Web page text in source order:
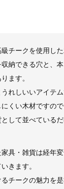
チークを使用した
納できる穴と、
ます。
れしいいアイテム
くい木材ですの
して並べている
具・雑貨は経年
きます。
チークの魅力を